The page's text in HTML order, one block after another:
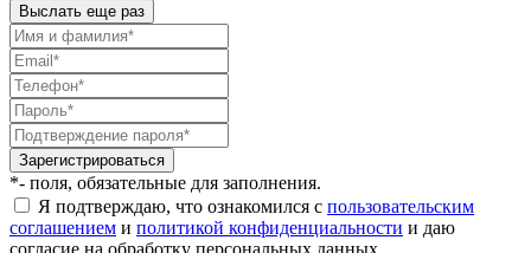
Выслать еще раз
Зарегистрироваться
*- поля, обязательные для заполнения.
Я подтверждаю, что ознакомился с пользовательским
соглашением и политикой конфиденциальности и даю
согласие на обработку персональных данных.